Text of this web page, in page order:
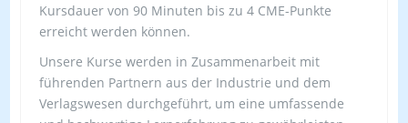
Kursdauer von 90 Minuten bis zu 4 CME-Punkte
erreicht werden können.
Unsere Kurse werden in Zusammenarbeit mit
führenden Partnern aus der Industrie und dem
Verlagswesen durchgeführt, um eine umfassende